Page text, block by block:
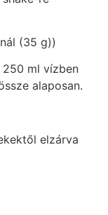
(35 g))
ml vízben
alaposan.
elzárva